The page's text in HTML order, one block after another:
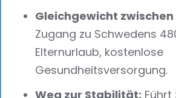
Gleichgewicht
Zugang zu Schwedens
Elternurlaub, kostenlose
Gesundheitsversorgung.
Weg zur Stabilität: